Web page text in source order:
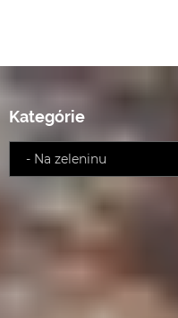
Kategórie